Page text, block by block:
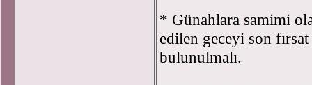
* Günahlara samimi
edilen geceyi son
bulunulmalı.